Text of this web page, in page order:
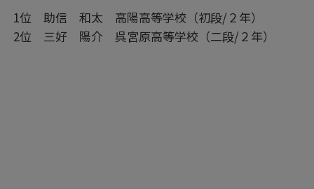
1位 助信 和太 高陽高等学校（初段/２年）
2位 三好 陽介 呉宮原高等学校（二段/２年）